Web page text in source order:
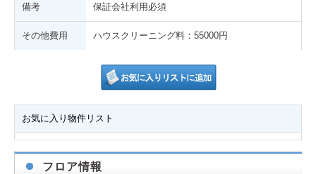
備考 保証会社利用必須
その他費用 ハウスクリーニング料：55000円
お気に入り物件リスト
フロア情報